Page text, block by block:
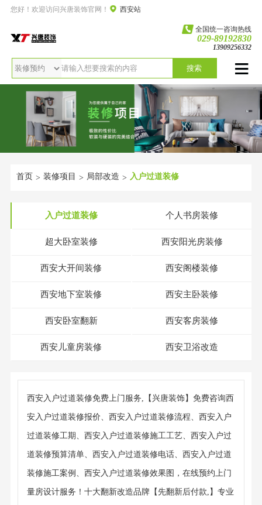
您好！欢迎访问兴唐装饰官网！ 西安站
全国统一咨询热线
029-89192830
13909256332
搜索
首页 > 装修项目 > 局部改造 > 入户过道装修
入户过道装修 个人书房装修
超大卧室装修 西安阳光房装修
西安大开间装修 西安阁楼装修
西安地下室装修 西安主卧装修
西安卧室翻新 西安客房装修
西安儿童房装修 西安卫浴改造
西安入户过道装修免费上门服务,【兴唐装饰】免费咨询西
安入户过道装修报价、西安入户过道装修流程、西安入户
过道装修工期、西安入户过道装修施工工艺、西安入户过
道装修预算清单、西安入户过道装修电话、西安入户过道
装修施工案例、西安入户过道装修效果图，在线预约上门
量房设计服务！十大翻新改造品牌【先翻新后付款,】专业